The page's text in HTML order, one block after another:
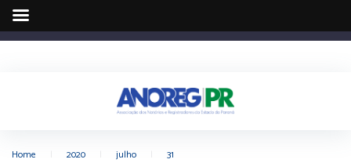
Home 2020 julho 31